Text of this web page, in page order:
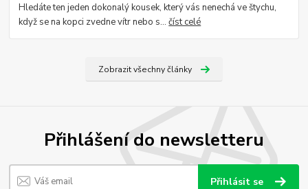
Hledáte ten jeden dokonalý kousek, který vás nenechá ve štychu,
když se na kopci zvedne vítr nebo s...číst celé
Zobrazit všechny články
Přihlášení do newsletteru
Přihlásit se